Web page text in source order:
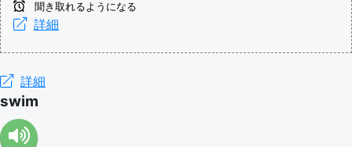
聞き取れるようになる
詳細
詳細
swim